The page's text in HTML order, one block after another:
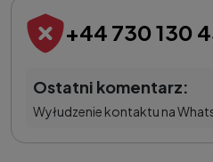
+44 730 130
Ostatni komentarz:
Wyłudzenie kontaktu na